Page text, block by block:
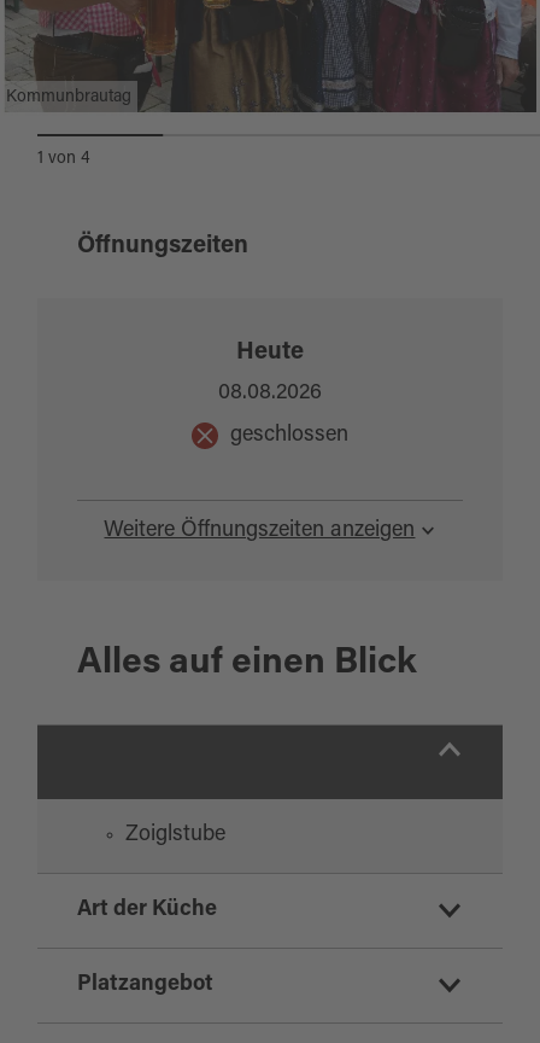
Kommunbrautag
1 von4
Öffnungszeiten
Weitere Öffnungszeiten anzeigen
Heute
08.08.2026
geschlossen
Alles auf einen Blick
Zoiglstube
Art der Küche
regionale Küche
Platzangebot